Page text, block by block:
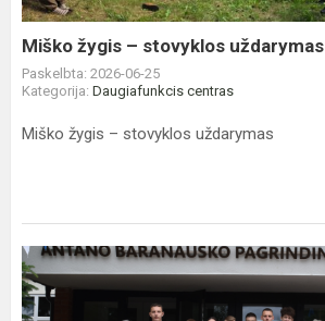
Miško žygis – stovyklos uždarymas
Paskelbta: 2026-06-25
Kategorija: Daugiafunkcis centras
Miško žygis – stovyklos uždarymas
Birželio
12
d.